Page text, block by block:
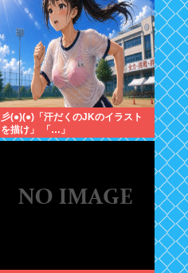
彡(●)(●)「汗だくのJKのイラスト
を描け」 「…」